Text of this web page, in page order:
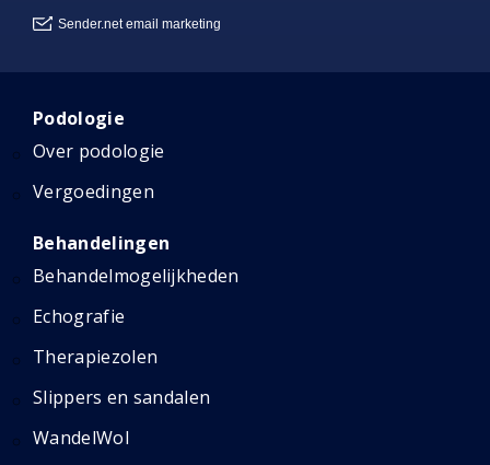
Podologie
Over podologie
Vergoedingen
Behandelingen
Behandelmogelijkheden
Echografie
Therapiezolen
Slippers en sandalen
WandelWol